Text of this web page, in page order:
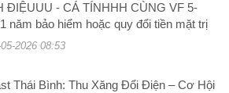
ĐIỆUUU - CÁ TÍNHHH CÙNG VF 5-
năm bảo hiểm hoặc quy đổi tiền mặt trị
đồng
2026 08:53
Thái Bình: Thu Xăng Đổi Điện – Cơ Hội